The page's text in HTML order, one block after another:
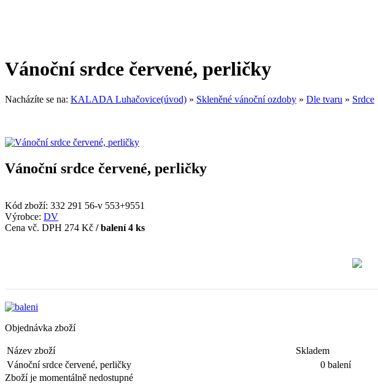
Vánoční srdce červené, perličky
Nacházíte se na: KALADA Luhačovice(úvod) » Skleněné vánoční ozdoby » Dle tvaru » Srdce
Vánoční srdce červené, perličky
Kód zboží: 332 291 56-v 553+9551
Výrobce: DV
Cena vč. DPH 274 Kč / balení 4 ks
Objednávka zboží
Název zboží Skladem
Vánoční srdce červené, perličky
0 balení
Zboží je momentálně nedostupné